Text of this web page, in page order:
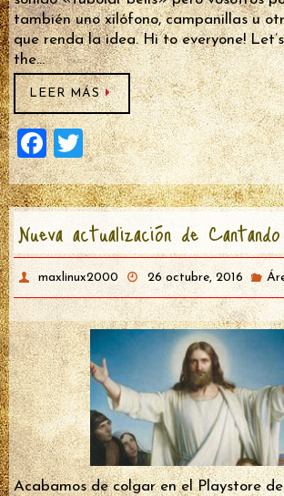
también uno xilófono, campanillas u
que renda la idea. Hi to everyone!
the…
LEER MÁS
F
a
ce
b
o
o
k
T
wi
tt
er
Nueva actualización de
maxlinux2000 26 octubre, 2016
Acabamos de colgar en el Playstore